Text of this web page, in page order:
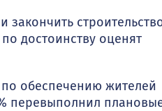
достоинству оценят
обеспечению жителей
перевыполнил